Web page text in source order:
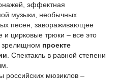
эффектная
музыки, необычных
песен, завораживающее
цирковые трюки – все это
зрелищном проекте
. Спектакль в равной степени
российских мюзиклов –